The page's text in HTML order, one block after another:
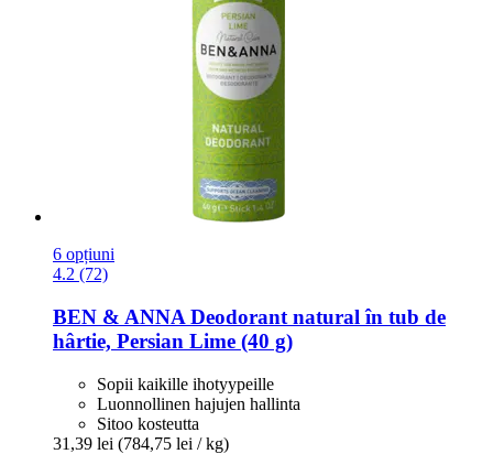
6 opțiuni
4.2 (72)
BEN & ANNA Deodorant natural în tub de
hârtie, Persian Lime (40 g)
Sopii kaikille ihotyypeille
Luonnollinen hajujen hallinta
Sitoo kosteutta
31,39 lei (784,75 lei / kg)